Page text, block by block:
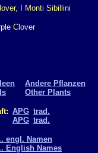
Clover
Andere Pflanzen
Other Plants
APG
APG
trad.
trad.
engl. Namen
English Names